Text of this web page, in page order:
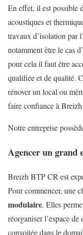
En effet, il est possible
acoustiques et
travaux d’isolation par
notamment être le cas
pour cela il faut être
qualifiée et de qualité.
rénover un local ou
faire confiance à
Notre entreprise
Agencer un grand
Breizh BTP CR est
Pour commencer, une
modulaire. Elles
réorganiser l’espace
convoitée dans le